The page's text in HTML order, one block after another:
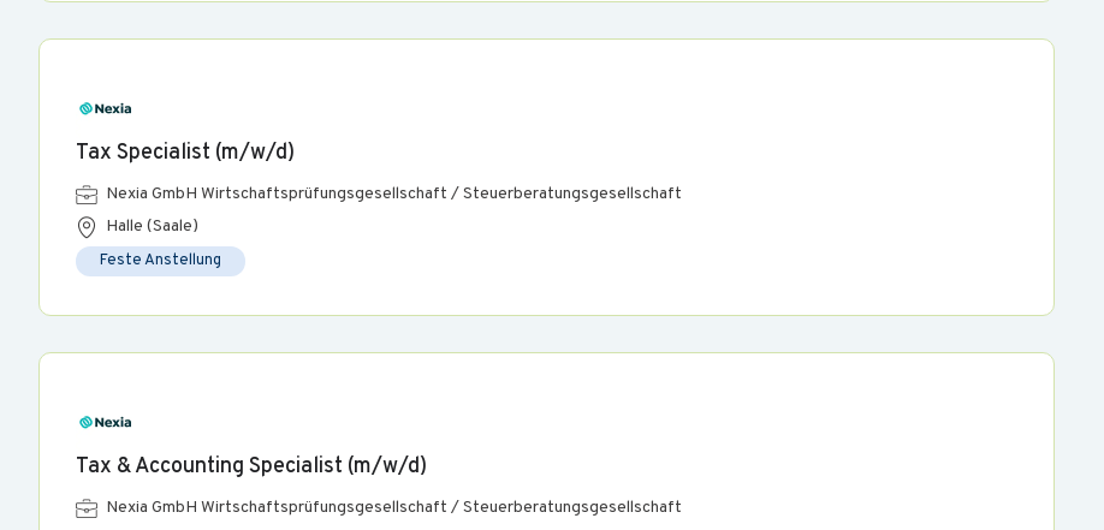
Tax Specialist (m/w/d)
Nexia GmbH Wirtschaftsprüfungsgesellschaft / Steuerberatungsgesellschaft
Halle (Saale)
Feste Anstellung
Tax & Accounting Specialist (m/w/d)
Nexia GmbH Wirtschaftsprüfungsgesellschaft / Steuerberatungsgesellschaft